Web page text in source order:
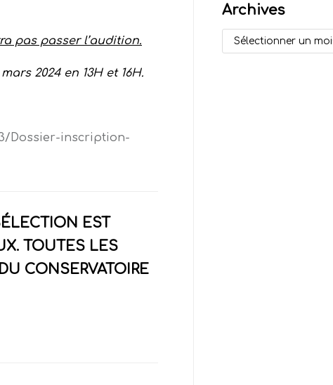
pas passer l’audition.
2024 en 13H et 16H.
Dossier-inscription-
EST
TOUTES LES
CONSERVATOIRE
Archives